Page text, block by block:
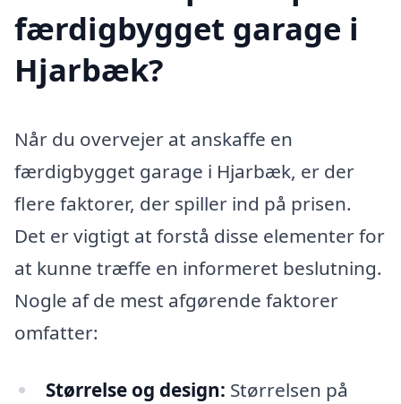
færdigbygget garage i
Hjarbæk?
Når du overvejer at anskaffe en
færdigbygget garage i Hjarbæk, er der
flere faktorer, der spiller ind på prisen.
Det er vigtigt at forstå disse elementer for
at kunne træffe en informeret beslutning.
Nogle af de mest afgørende faktorer
omfatter:
Størrelse og design: Størrelsen på